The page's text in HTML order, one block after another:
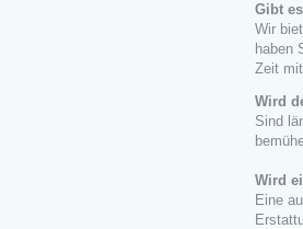
Gibt
Wir
haben
Zeit
Wird
Sind
Wird
Eine